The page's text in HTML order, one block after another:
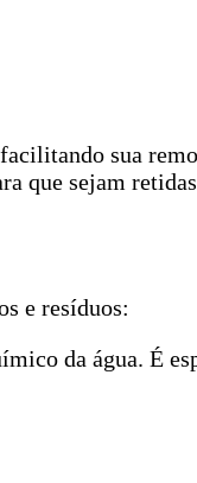
sua
que sejam
e resíduos:
da água. É